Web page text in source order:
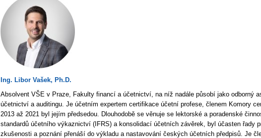
Ing. Libor Vašek, Ph.D.
Absolvent VŠE v Praze, Fakulty financí a účetnictví, na níž nadále působí jako odborný
účetnictví a auditingu. Je účetním expertem certifikace účetní profese, členem Komory
2013 až 2021 byl jejím předsedou. Dlouhodobě se věnuje se lektorské a poradenské
standardů účetního výkaznictví (IFRS) a konsolidací účetních závěrek, byl účasten řady
zkušenosti a poznání přenáší do výkladu a nastavování českých účetních předpisů. Je